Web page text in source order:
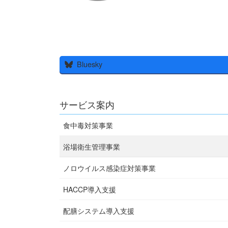
Bluesky
サービス案内
食中毒対策事業
浴場衛生管理事業
ノロウイルス感染症対策事業
HACCP導入支援
配膳システム導入支援